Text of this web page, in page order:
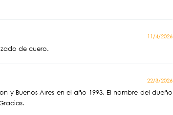
11/4/2026
de cuero.
22/3/2026
y Buenos Aires en el año 1993. El nombre del dueño